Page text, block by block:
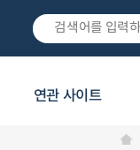
연관 사이트